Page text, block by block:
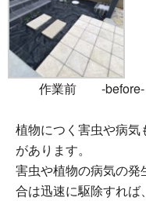
作業前 -before-
植物につく害虫や病気
があります。
害虫や植物の病気の
合は迅速に駆除すれば